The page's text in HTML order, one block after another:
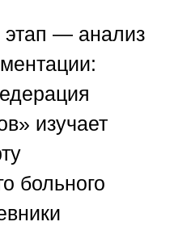
— анализ
:
изучает
больного